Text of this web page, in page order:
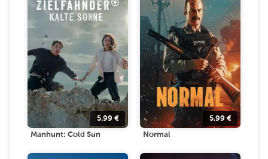
5.99 €
Manhunt: Cold Sun
5.99 €
Normal